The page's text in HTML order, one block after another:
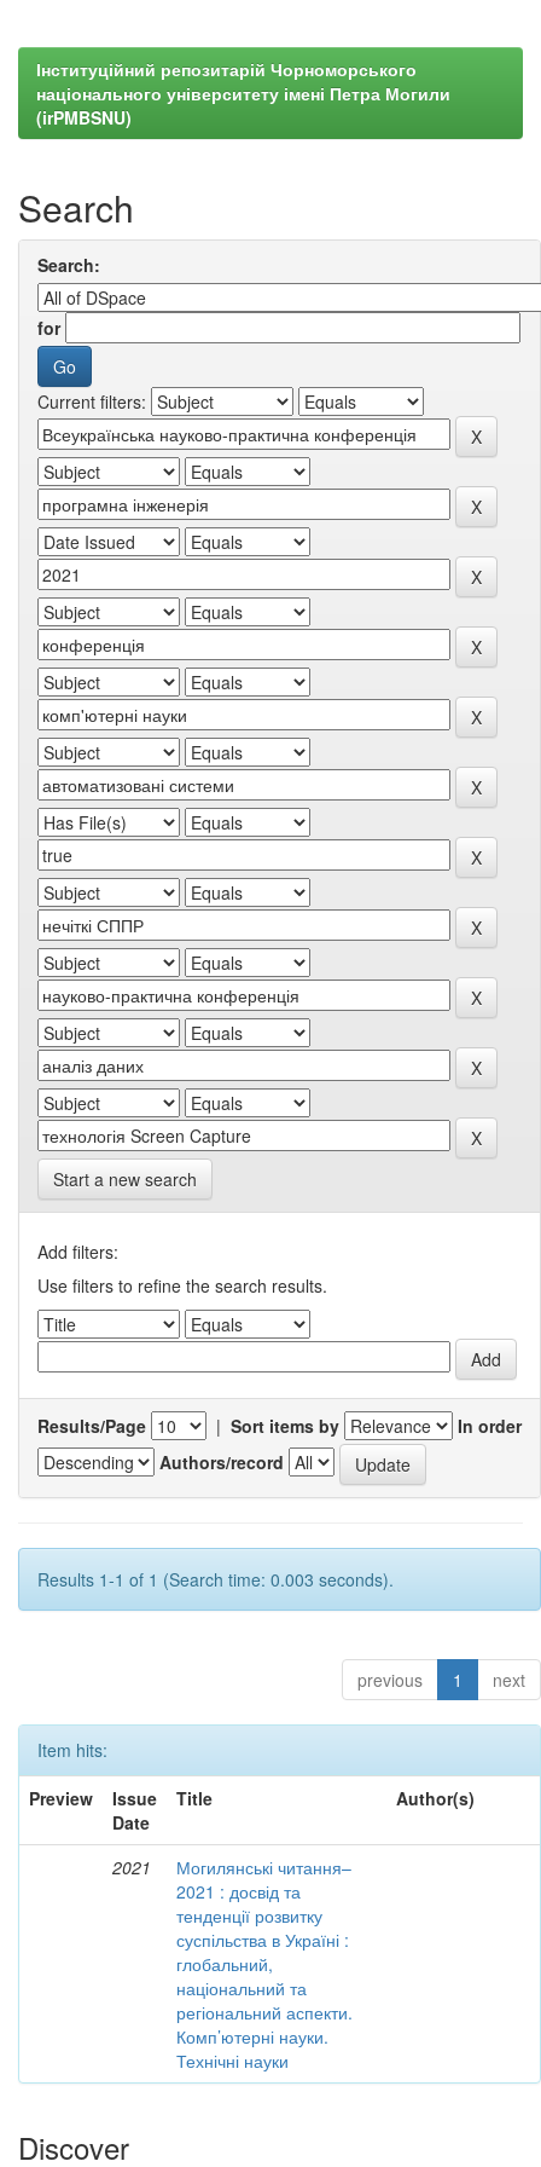
Інституційний репозитарій Чорноморського
національного університету імені Петра Могили
(irPMBSNU)
Search
Search:
for
Current filters:
Start a new search
Add filters:
Use filters to refine the search results.
Results/Page | Sort items by
In order
Authors/record
Results 1-1 of 1 (Search time: 0.003 seconds).
previous 1 next
Item hits:
Preview
Issue
Date
Title Author(s)
2021
Могилянські читання–
2021 : досвід та
тенденції розвитку
суспільства в Україні :
глобальний,
національний та
регіональний аспекти.
Комп’ютерні науки.
Технічні науки
Discover